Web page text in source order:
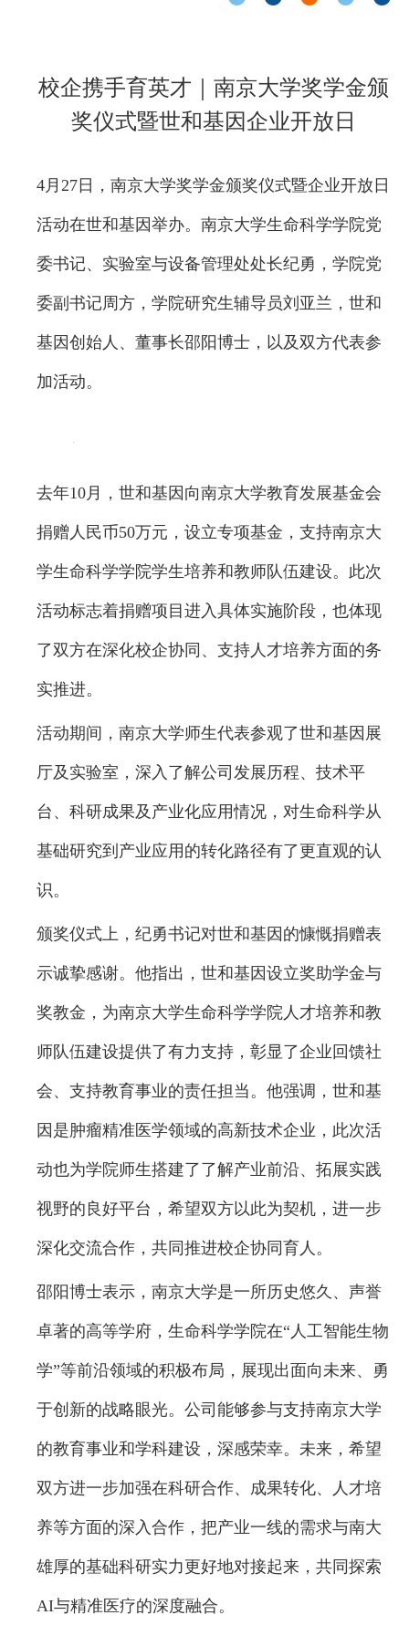
校企携手育英才｜南京大学奖学金颁
奖仪式暨世和基因企业开放日
4月27日，南京大学奖学金颁奖仪式暨企业开放日
活动在世和基因举办。南京大学生命科学学院党
委书记、实验室与设备管理处处长纪勇，学院党
委副书记周方，学院研究生辅导员刘亚兰，世和
基因创始人、董事长邵阳博士，以及双方代表参
加活动。
去年10月，世和基因向南京大学教育发展基金会
捐赠人民币50万元，设立专项基金，支持南京大
学生命科学学院学生培养和教师队伍建设。此次
活动标志着捐赠项目进入具体实施阶段，也体现
了双方在深化校企协同、支持人才培养方面的务
实推进。
活动期间，南京大学师生代表参观了世和基因展
厅及实验室，深入了解公司发展历程、技术平
台、科研成果及产业化应用情况，对生命科学从
基础研究到产业应用的转化路径有了更直观的认
识。
颁奖仪式上，纪勇书记对世和基因的慷慨捐赠表
示诚挚感谢。他指出，世和基因设立奖助学金与
奖教金，为南京大学生命科学学院人才培养和教
师队伍建设提供了有力支持，彰显了企业回馈社
会、支持教育事业的责任担当。他强调，世和基
因是肿瘤精准医学领域的高新技术企业，此次活
动也为学院师生搭建了了解产业前沿、拓展实践
视野的良好平台，希望双方以此为契机，进一步
深化交流合作，共同推进校企协同育人。
邵阳博士表示，南京大学是一所历史悠久、声誉
卓著的高等学府，生命科学学院在“人工智能生物
学”等前沿领域的积极布局，展现出面向未来、勇
于创新的战略眼光。公司能够参与支持南京大学
的教育事业和学科建设，深感荣幸。未来，希望
双方进一步加强在科研合作、成果转化、人才培
养等方面的深入合作，把产业一线的需求与南大
雄厚的基础科研实力更好地对接起来，共同探索
AI与精准医疗的深度融合。